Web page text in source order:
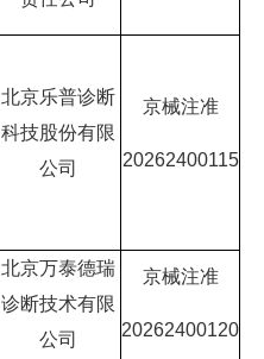
北京乐普诊断
科技股份有限
公司
京械注准
20262400115
北京万泰德瑞
诊断技术有限
公司
京械注准
20262400120